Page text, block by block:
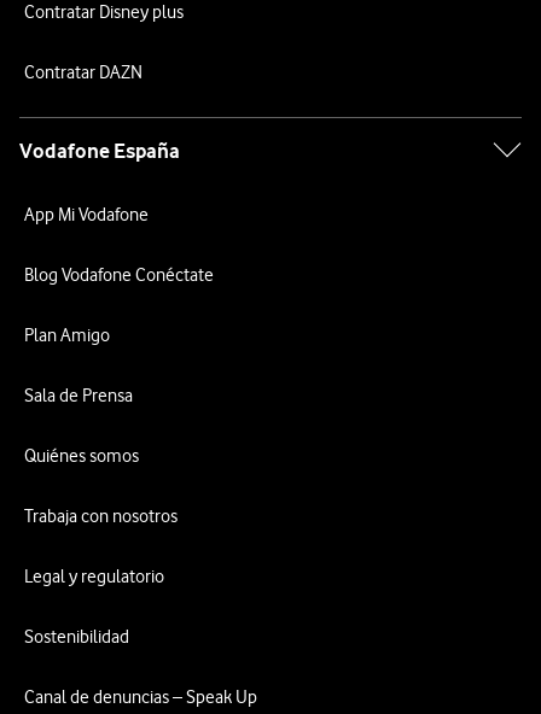
Contratar Disney plus
Contratar DAZN
Vodafone España
App Mi Vodafone
Blog Vodafone Conéctate
Plan Amigo
Sala de Prensa
Quiénes somos
Trabaja con nosotros
Legal y regulatorio
Sostenibilidad
Canal de denuncias – Speak Up